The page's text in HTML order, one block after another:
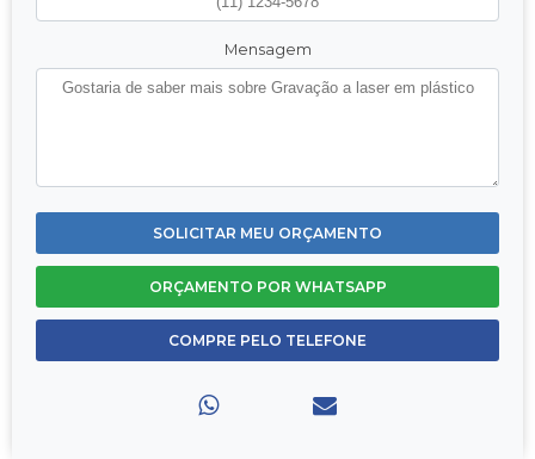
Mensagem
SOLICITAR MEU ORÇAMENTO
ORÇAMENTO POR WHATSAPP
COMPRE PELO TELEFONE